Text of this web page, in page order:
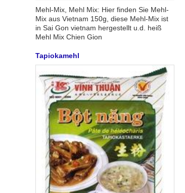
Mehl-Mix, Mehl Mix: Hier finden Sie Mehl-
Mix aus Vietnam 150g, diese Mehl-Mix ist
in Sai Gon vietnam hergestellt u.d. heiß
Mehl Mix Chien Gion
Tapiokamehl